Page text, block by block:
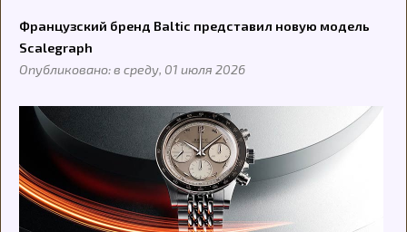
Французский бренд Baltic представил новую модель
Scalegraph
Опубликовано: в среду, 01 июля 2026